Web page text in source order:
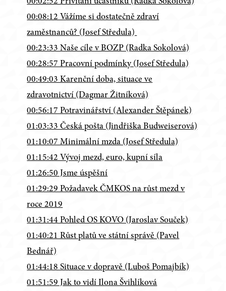
00:08:12 Vážíme si dostatečně zdraví
zaměstnanců? (Josef Středula)
00:23:33 Naše cíle v BOZP (Radka Sokolová)
00:28:57 Pracovní podmínky (Josef Středula)
00:49:03 Karenční doba, situace ve
zdravotnictví (Dagmar Žitníková)
00:56:17 Potravinářství (Alexander Štěpánek)
01:03:33 Česká pošta (Jindřiška Budweiserová)
01:10:07 Minimální mzda (Josef Středula)
01:15:42 Vývoj mezd, euro, kupní síla
01:26:50 Jsme úspěšní
01:29:29 Požadavek ČMKOS na růst mezd v
roce 2019
01:31:44 Pohled OS KOVO (Jaroslav Souček)
01:40:21 Růst platů ve státní správě (Pavel
Bednář)
01:44:18 Situace v dopravě (Luboš Pomajbík)
01:51:59 Jak to vidí Ilona Švihlíková